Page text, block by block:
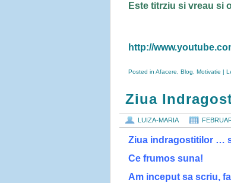
Este titrziu si vreau si
http://
Posted in Afacere Blog Motivatie |
Ziua
LUIZA-MARIA
Ziua indragostitilor …
Ce frumos suna!
Am inceput sa scriu,